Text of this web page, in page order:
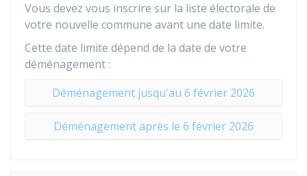
Vous devez vous inscrire sur la liste électorale de
votre nouvelle commune avant une date limite.
Cette date limite dépend de la date de votre
déménagement :
Déménagement jusqu'au 6 février 2026
Déménagement après le 6 février 2026